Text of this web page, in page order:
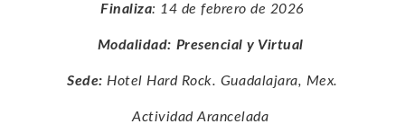
Finaliza: 14 de febrero de 2026
Modalidad: Presencial y Virtual
Sede: Hotel Hard Rock. Guadalajara, Mex.
Actividad Arancelada